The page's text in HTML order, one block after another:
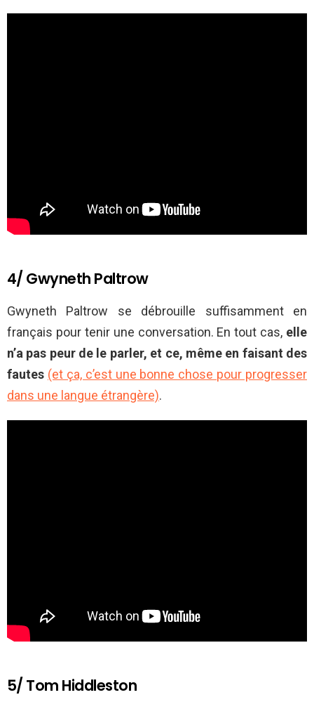
4/ Gwyneth Paltrow
Gwyneth Paltrow se débrouille suffisamment en
français pour tenir une conversation. En tout cas, elle
n’a pas peur de le parler, et ce, même en faisant des
fautes (et ça, c’est une bonne chose pour progresser
dans une langue étrangère).
5/ Tom Hiddleston